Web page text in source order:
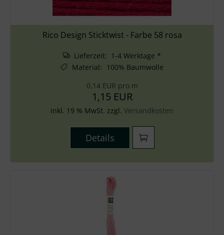
Rico Design Sticktwist - Farbe 58 rosa
Lieferzeit: 1-4 Werktage *
Material: 100% Baumwolle
0,14 EUR pro m
1,15 EUR
inkl. 19 % MwSt. zzgl. Versandkosten
Details